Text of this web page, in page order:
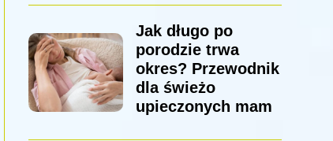
Jak długo po
porodzie trwa
okres? Przewodnik
dla świeżo
upieczonych mam